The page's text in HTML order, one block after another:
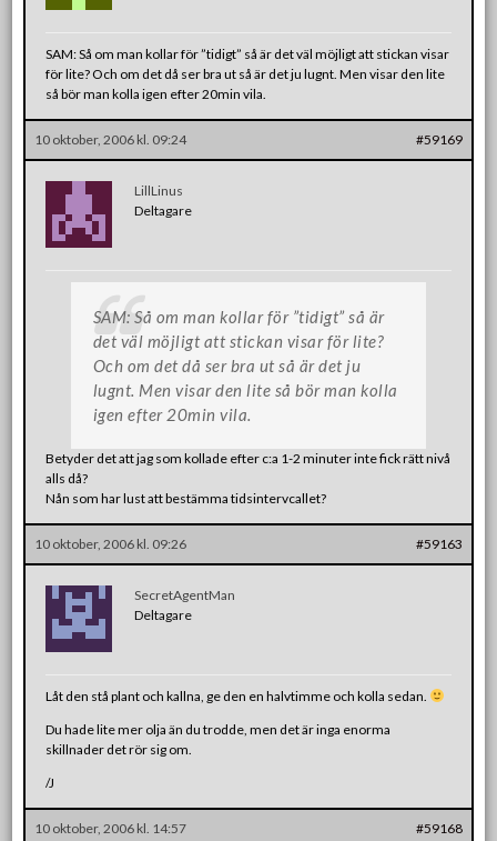
SAM: Så om man kollar för ”tidigt” så är det väl möjligt att stickan visar
för lite? Och om det då ser bra ut så är det ju lugnt. Men visar den lite
så bör man kolla igen efter 20min vila.
10 oktober, 2006 kl. 09:24 #59169
LillLinus
Deltagare
SAM: Så om man kollar för ”tidigt” så är
det väl möjligt att stickan visar för lite?
Och om det då ser bra ut så är det ju
lugnt. Men visar den lite så bör man kolla
igen efter 20min vila.
Betyder det att jag som kollade efter c:a 1-2 minuter inte fick rätt nivå
alls då?
Nån som har lust att bestämma tidsintervcallet?
10 oktober, 2006 kl. 09:26 #59163
SecretAgentMan
Deltagare
Låt den stå plant och kallna, ge den en halvtimme och kolla sedan.
Du hade lite mer olja än du trodde, men det är inga enorma
skillnader det rör sig om.
/J
10 oktober, 2006 kl. 14:57 #59168